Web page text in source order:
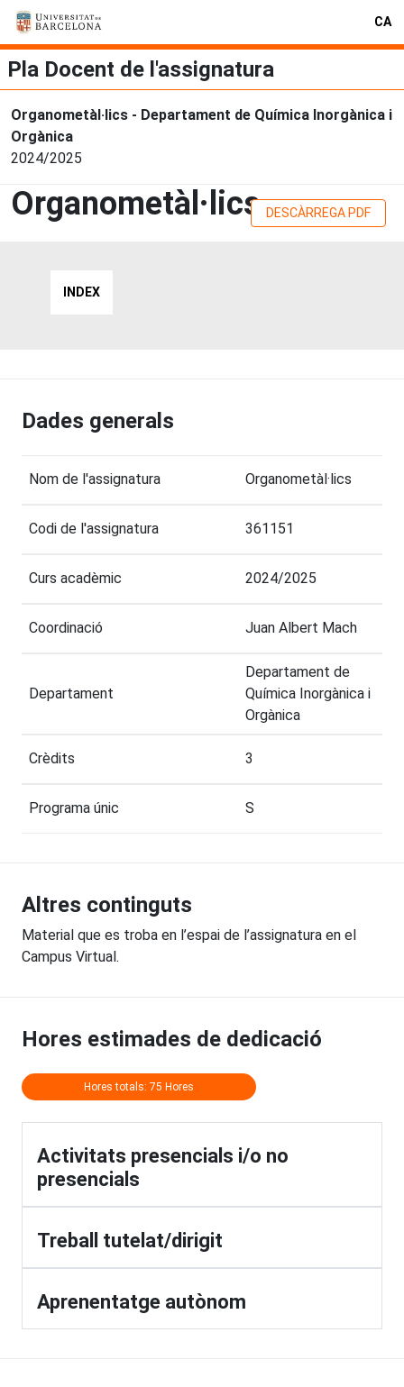
CA
Pla Docent de l'assignatura
Organometàl·lics - Departament de Química Inorgànica i
Orgànica
2024/2025
Organometàl·lics DESCÀRREGA PDF
INDEX
Dades generals
Nom de l'assignatura Organometàl·lics
Codi de l'assignatura 361151
Curs acadèmic 2024/2025
Coordinació Juan Albert Mach
Departament
Departament de
Química Inorgànica i
Orgànica
Crèdits 3
Programa únic S
Altres continguts
Material que es troba en l’espai de l’assignatura en el
Campus Virtual.
Hores estimades de dedicació
Hores totals: 75 Hores
Activitats presencials i/o no
presencials
Treball tutelat/dirigit
Aprenentatge autònom